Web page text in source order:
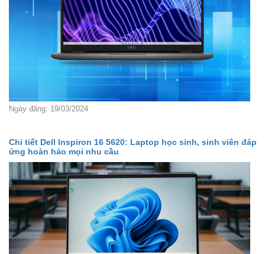
Ngày đăng: 19/03/2024
Chi tiết Dell Inspiron 16 5620: Laptop học sinh, sinh viên đáp
ứng hoàn hảo mọi nhu cầu